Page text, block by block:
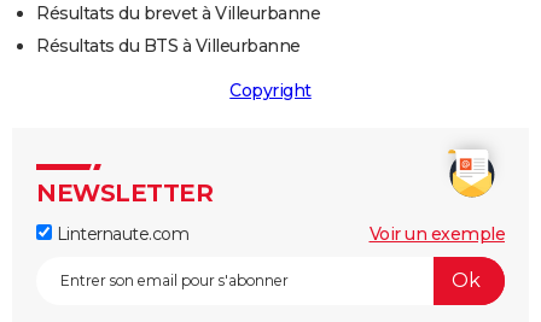
Résultats du brevet à Villeurbanne
Résultats du BTS à Villeurbanne
Copyright
NEWSLETTER
Linternaute.com Voir un exemple